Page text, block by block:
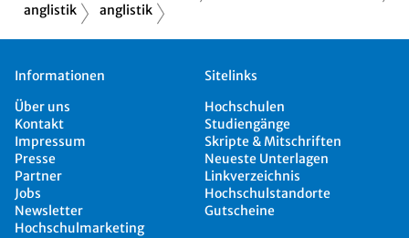
anglistik
anglistik
Informationen
Über uns
Kontakt
Impressum
Presse
Partner
Jobs
Newsletter
Hochschulmarketing
Sitelinks
Hochschulen
Studiengänge
Skripte & Mitschriften
Neueste Unterlagen
Linkverzeichnis
Hochschulstandorte
Gutscheine